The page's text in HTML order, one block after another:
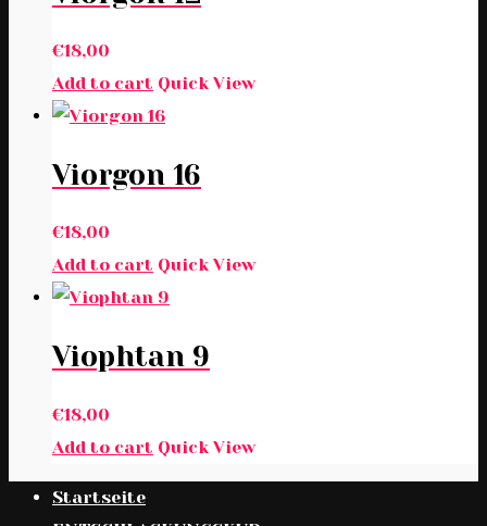
€18,00
Add to cart Quick View
Viorgon 16
€18,00
Add to cart Quick View
Viophtan 9
€18,00
Add to cart Quick View
Startseite